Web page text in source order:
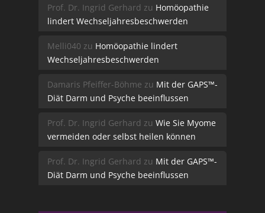
Prof. Dr. Ingrid Gerhard zu Homöopathie
lindert Wechseljahresbeschwerden
Melli040 zu Homöopathie lindert
Wechseljahresbeschwerden
Damaris Pfeiffer-Böhme zu Mit der GAPS™-
Diät Darm und Psyche beeinflussen
Prof. Dr. Ingrid Gerhard zu Wie Sie Myome
vermeiden oder selbst heilen können
Prof. Dr. Ingrid Gerhard zu Mit der GAPS™-
Diät Darm und Psyche beeinflussen